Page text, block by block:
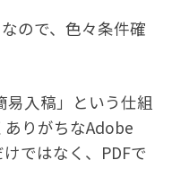
ので、色々条件確
易入稿」という仕組
ありがちなAdobe
ではなく、PDFで